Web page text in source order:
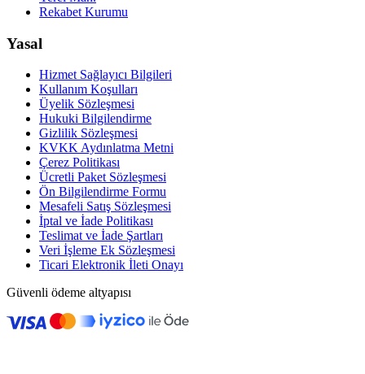
Rekabet Kurumu
Yasal
Hizmet Sağlayıcı Bilgileri
Kullanım Koşulları
Üyelik Sözleşmesi
Hukuki Bilgilendirme
Gizlilik Sözleşmesi
KVKK Aydınlatma Metni
Çerez Politikası
Ücretli Paket Sözleşmesi
Ön Bilgilendirme Formu
Mesafeli Satış Sözleşmesi
İptal ve İade Politikası
Teslimat ve İade Şartları
Veri İşleme Ek Sözleşmesi
Ticari Elektronik İleti Onayı
Güvenli ödeme altyapısı